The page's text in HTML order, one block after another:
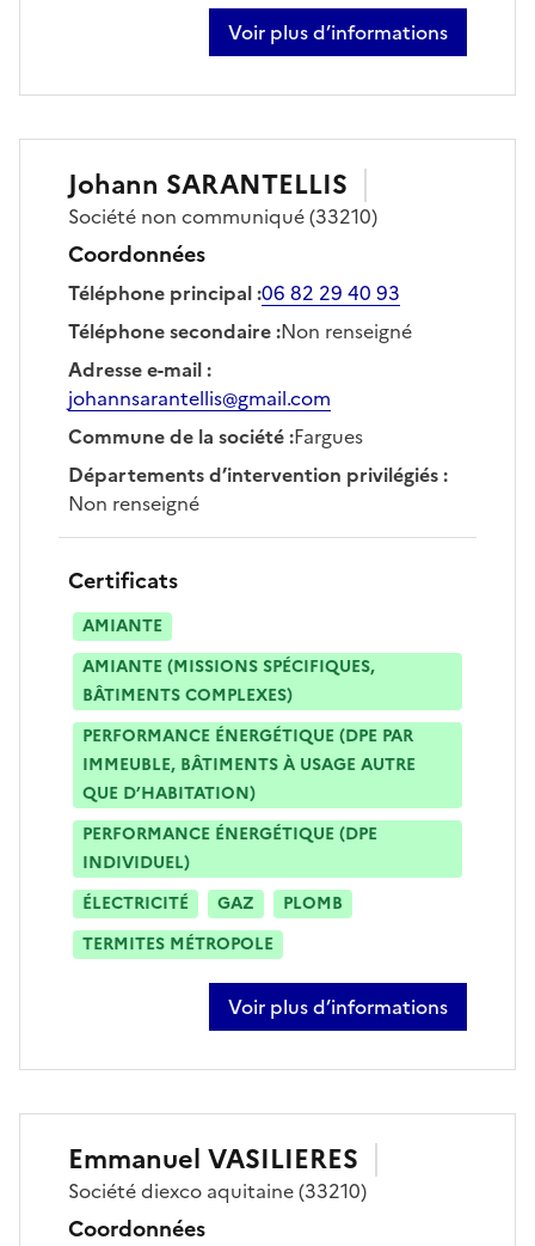
Voir plus d’informations
sur laurent roussel
Johann SARANTELLIS
Société non communiqué(33210)
Coordonnées
Téléphone principal:06 82 29 40 93
Téléphone secondaire:Non renseigné
Adresse e-mail:
johannsarantellis@gmail.com
Commune de la société:Fargues
Départements d’intervention privilégiés:
Non renseigné
Certificats
AMIANTE
AMIANTE (MISSIONS SPÉCIFIQUES,
BÂTIMENTS COMPLEXES)
PERFORMANCE ÉNERGÉTIQUE (DPE PAR
IMMEUBLE, BÂTIMENTS À USAGE AUTRE
QUE D’HABITATION)
PERFORMANCE ÉNERGÉTIQUE (DPE
INDIVIDUEL)
ÉLECTRICITÉ
GAZ
PLOMB
TERMITES MÉTROPOLE
Voir plus d’informations
sur johann sarantellis
Emmanuel VASILIERES
Sociétédiexco aquitaine(33210)
Coordonnées